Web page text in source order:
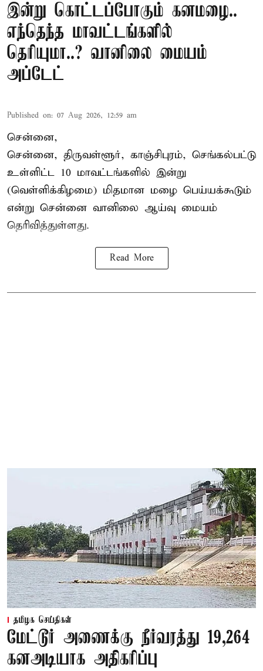
இன்று கொட்டப்போகும் கனமழை..
எந்தெந்த மாவட்டங்களில்
தெரியுமா..? வானிலை மையம்
அப்டேட்
Published on: 07 Aug 2026, 12:59 am
சென்னை,
சென்னை, திருவள்ளூர், காஞ்சிபுரம், செங்கல்பட்டு
உள்ளிட்ட 10 மாவட்டங்களில் இன்று
(வெள்ளிக்கிழமை) மிதமான மழை பெய்யக்கூடும்
என்று சென்னை வானிலை ஆய்வு மையம்
தெரிவித்துள்ளது.
Read More
தமிழக செய்திகள்
மேட்டூர் அணைக்கு நீர்வரத்து 19,264
கனஅடியாக அதிகரிப்பு